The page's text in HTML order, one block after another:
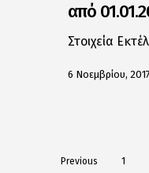
από
Στοιχεία
6 Νοεμβρίου, 2017
Previous 1